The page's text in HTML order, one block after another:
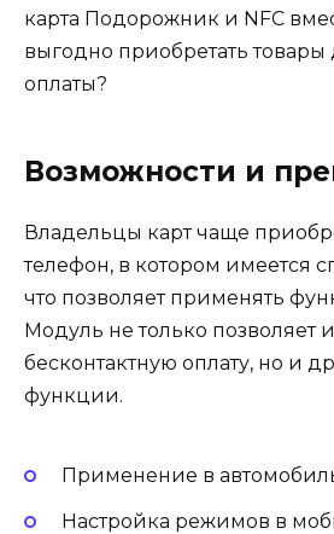
карта Подорожник и NFC
выгодно приобретать
оплаты?
Возможности и
Владельцы карт чаще
телефон, в котором имеется
что позволяет применять
Модуль не только позволяет
бесконтактную оплату, но и
функции.
Применение в
Настройка режимов в